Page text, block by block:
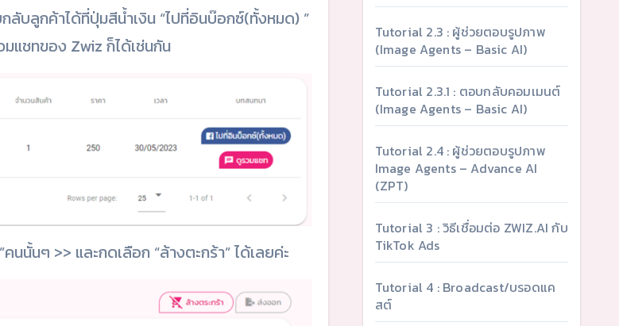
บลูกค้าได้ที่ปุ่มสีน้ำเงิน “ไปที่อินบ๊อกซ์(ทั้งหมด) ”
แชทของ Zwiz ก็ได้เช่นกัน
นนั้นๆ >> และกดเลือก “ล้างตะกร้า” ได้เลยค่ะ
Tutorial 2.3 : ผู้ช่วยตอบรูปภาพ
(Image Agents – Basic AI)
Tutorial 2.3.1 : ตอบกลับคอมเมนต์
(Image Agents – Basic AI)
Tutorial 2.4 : ผู้ช่วยตอบรูปภาพ
Image Agents – Advance AI
(ZPT)
Tutorial 3 : วิธีเชื่อมต่อ ZWIZ.AI กับ
TikTok Ads
Tutorial 4 : Broadcast/บรอดแค
สต์